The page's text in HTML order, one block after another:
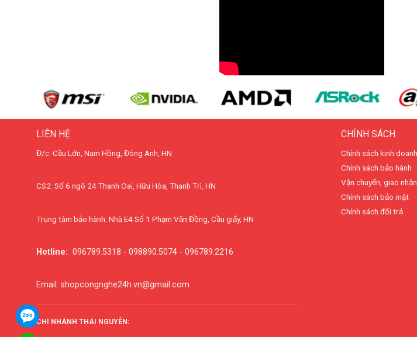
LIÊN HỆ
Đ/c: Cầu Lớn, Nam Hồng, Đông Anh, HN
CS2: Số 6 ngõ 24 Thanh Oai, Hữu Hòa, Thanh Trì, HN
Trung tâm bảo hành: Nhà E4 Số 1 Phạm Văn Đồng, Cầu giấy, HN
Hotline: 096789.5318 - 098890.5074 - 096789.2216
Email: shopcongnghe24h.vn@gmail.com
CHI NHÁNH THÁI NGUYÊN:
CHÍNH SÁCH
Chính sách kinh doanh
Chính sách bảo hành
Vận chuyển, giao nhận
Chính sách bảo mật
Chính sách đổi trả